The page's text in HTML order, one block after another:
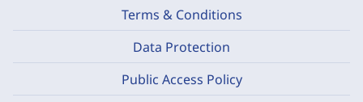
Terms & Conditions
Data Protection
Public Access Policy